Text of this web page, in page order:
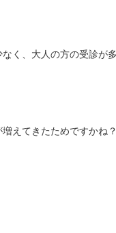
く、大人の方の受診が
えてきたためですかね